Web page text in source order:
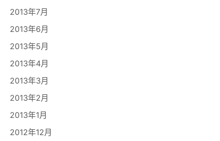
2013年7月
2013年6月
2013年5月
2013年4月
2013年3月
2013年2月
2013年1月
2012年12月